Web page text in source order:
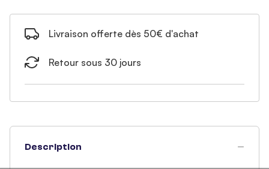
Livraison offerte dès 50€ d'achat
Retour sous 30 jours
Description